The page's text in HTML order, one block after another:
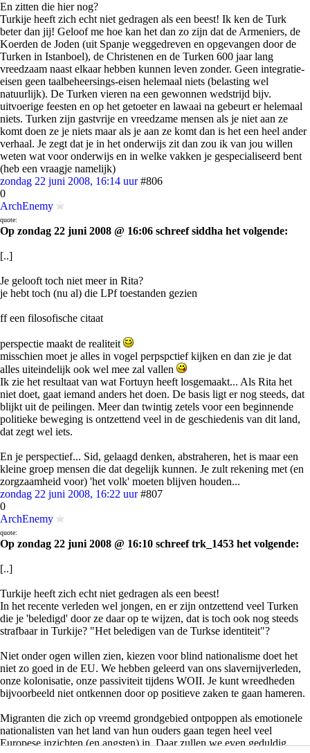
En zitten die hier nog?
Turkije heeft zich echt niet gedragen als een beest! Ik ken de Turk
beter dan jij! Geloof me hoe kan het dan zo zijn dat de Armeniers, de
Koerden de Joden (uit Spanje weggedreven en opgevangen door de
Turken in Istanboel), de Christenen en de Turken 600 jaar lang
vreedzaam naast elkaar hebben kunnen leven zonder. Geen integratie-
eisen geen taalbeheersings-eisen helemaal niets (belasting wel
natuurlijk). De Turken vieren na een gewonnen wedstrijd bijv.
uitvoerige feesten en op het getoeter en lawaai na gebeurt er helemaal
niets. Turken zijn gastvrije en vreedzame mensen als je niet aan ze
komt doen ze je niets maar als je aan ze komt dan is het een heel ander
verhaal. Je zegt dat je in het onderwijs zit dan zou ik van jou willen
weten wat voor onderwijs en in welke vakken je gespecialiseerd bent
(heb een vraagje namelijk)
zondag 22 juni 2008, 16:14 uur #806
0
ArchEnemy
quote:
Op zondag 22 juni 2008 @ 16:06 schreef siddha het volgende:
[..]
Je gelooft toch niet meer in Rita?
je hebt toch (nu al) die LPf toestanden gezien
ff een filosofische citaat
perspectie maakt de realiteit
misschien moet je alles in vogel perpspctief kijken en dan zie je dat
alles uiteindelijk ook wel mee zal vallen
Ik zie het resultaat van wat Fortuyn heeft losgemaakt... Als Rita het
niet doet, gaat iemand anders het doen. De basis ligt er nog steeds, dat
blijkt uit de peilingen. Meer dan twintig zetels voor een beginnende
politieke beweging is ontzettend veel in de geschiedenis van dit land,
dat zegt wel iets.
En je perspectief... Sid, gelaagd denken, abstraheren, het is maar een
kleine groep mensen die dat degelijk kunnen. Je zult rekening met (en
zorgzaamheid voor) 'het volk' moeten blijven houden...
zondag 22 juni 2008, 16:22 uur #807
0
ArchEnemy
quote:
Op zondag 22 juni 2008 @ 16:10 schreef trk_1453 het volgende:
[..]
Turkije heeft zich echt niet gedragen als een beest!
In het recente verleden wel jongen, en er zijn ontzettend veel Turken
die je 'beledigd' door ze daar op te wijzen, dat is toch ook nog steeds
strafbaar in Turkije? "Het beledigen van de Turkse identiteit"?
Niet onder ogen willen zien, kiezen voor blind nationalisme doet het
niet zo goed in de EU. We hebben geleerd van ons slavernijverleden,
onze kolonisatie, onze passiviteit tijdens WOII. Je kunt wreedheden
bijvoorbeeld niet ontkennen door op positieve zaken te gaan hameren.
Migranten die zich op vreemd grondgebied ontpoppen als emotionele
nationalisten van het land van hun ouders gaan tegen heel veel
Europese inzichten (en angsten) in. Daar zullen we even geduldig